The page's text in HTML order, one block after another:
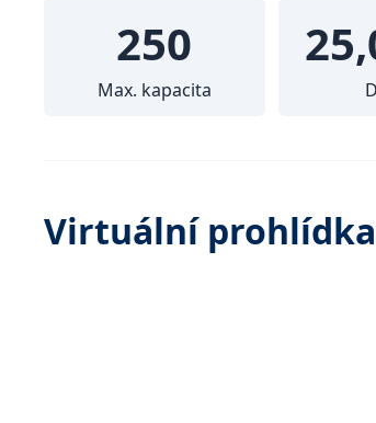
250
Max. kapacita
Virtuální prohlídka